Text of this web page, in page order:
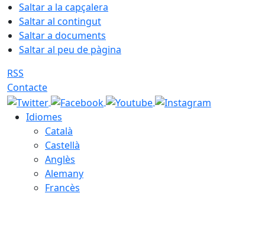
Saltar a la capçalera
Saltar al contingut
Saltar a documents
Saltar al peu de pàgina
RSS
Contacte
Idiomes
Català
Castellà
Anglès
Alemany
Francès